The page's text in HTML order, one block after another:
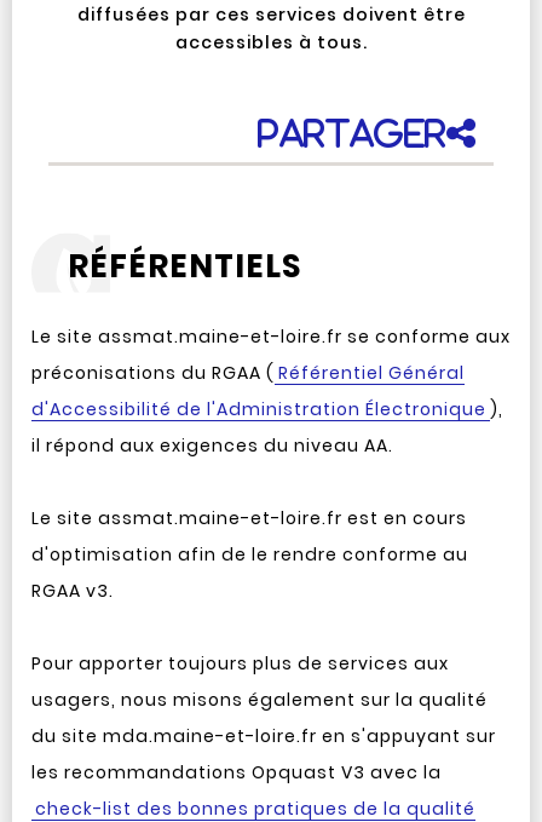
diffusées par ces services doivent être
accessibles à tous.
Partager
RÉFÉRENTIELS
Le site assmat.maine-et-loire.fr se conforme aux
préconisations du RGAA ( Référentiel Général
d'Accessibilité de l'Administration Électronique ),
il répond aux exigences du niveau AA.
Le site assmat.maine-et-loire.fr est en cours
d'optimisation afin de le rendre conforme au
RGAA v3.
Pour apporter toujours plus de services aux
usagers, nous misons également sur la qualité
du site mda.maine-et-loire.fr en s'appuyant sur
les recommandations Opquast V3 avec la
check-list des bonnes pratiques de la qualité